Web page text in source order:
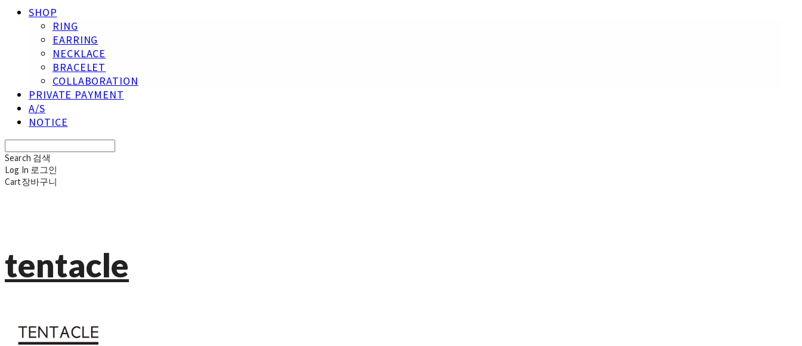
SHOP
RING
EARRING
NECKLACE
BRACELET
COLLABORATION
PRIVATE PAYMENT
A/S
NOTICE
Search 검색
Log In 로그인
Cart장바구니
tentacle